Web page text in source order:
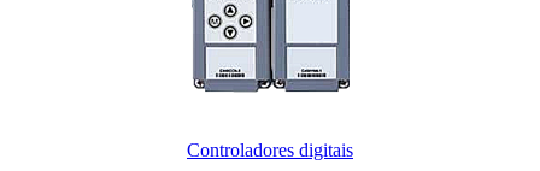
Controladores digitais